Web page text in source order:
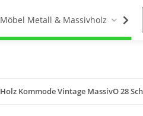
Möbel Metall & Massivholz
Holz Kommode Vintage MassivO 28